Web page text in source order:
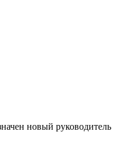
новый руководитель